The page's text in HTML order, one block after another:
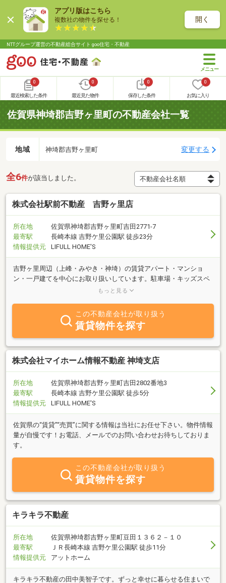
アプリ版はこちら
複数社の物件を探せる！ 開く
NTTグループ運営の不動産総合サイト goo住宅・不動産
0
最近検索した条件
0
最近見た物件
0
保存した条件
0
お気に入り
佐賀県神埼郡吉野ヶ里町の不動産会社一覧
地域 神埼郡吉野ヶ里町 変更する
全6件が該当しました。
株式会社駅前不動産 吉野ヶ里店
所在地
佐賀県神埼郡吉野ヶ里町吉田2771-7
最寄駅
長崎本線 吉野ケ里公園駅 徒歩23分
情報提供元
LIFULL HOME'S
吉野ヶ里周辺（上峰・みやき・神埼）の賃貸アパート・マンショ
ン・一戸建てを中心にお取り扱いしています。駐車場・キッズスペ
ース完備でお子様連れのお客様も大歓迎です。親切・丁寧な対応を
もっと見る
この不動産会社が取り扱う
賃貸物件を探す
株式会社マイホーム情報不動産 神埼支店
所在地
佐賀県神埼郡吉野ヶ里町吉田2802番地3
最寄駅
長崎本線 吉野ケ里公園駅 徒歩5分
情報提供元
LIFULL HOME'S
佐賀県の“賃貸”“売買”に関する情報は当社にお任せ下さい。物件情報
量が自慢です！お電話、メールでのお問い合わせお待ちしておりま
す。
この不動産会社が取り扱う
賃貸物件を探す
キラキラ不動産
所在地
佐賀県神埼郡吉野ヶ里町豆田１３６２－１０
最寄駅
ＪＲ長崎本線 吉野ケ里公園駅 徒歩11分
情報提供元
アットホーム
キラキラ不動産の田中美智子です。ずっと幸せに暮らせる住まいで